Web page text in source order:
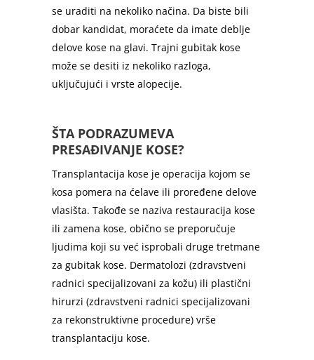
se uraditi na nekoliko načina. Da biste bili
dobar kandidat, moraćete da imate deblje
delove kose na glavi. Trajni gubitak kose
može se desiti iz nekoliko razloga,
uključujući i vrste alopecije.
ŠTA PODRAZUMEVA
PRESAĐIVANJE KOSE?
Transplantacija kose je operacija kojom se
kosa pomera na ćelave ili proređene delove
vlasišta. Takođe se naziva restauracija kose
ili zamena kose, obično se preporučuje
ljudima koji su već isprobali druge tretmane
za gubitak kose. Dermatolozi (zdravstveni
radnici specijalizovani za kožu) ili plastični
hirurzi (zdravstveni radnici specijalizovani
za rekonstruktivne procedure) vrše
transplantaciju kose.